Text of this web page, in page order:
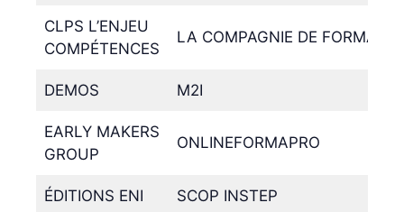
CLPS L’ENJEU
COMPÉTENCES
LA COMPAGNIE DE
DEMOS M2I
EARLY MAKERS
GROUP
ONLINEFORMAPRO
ÉDITIONS ENI SCOP INSTEP